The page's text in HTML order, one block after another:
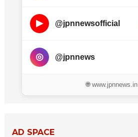
▶ @jpnnewsofficial
◎ @jpnnews
🌐 www.jpnnews.in
AD SPACE